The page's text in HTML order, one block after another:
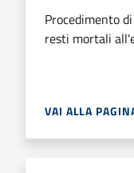
Procedimento
resti mortali
VAI ALLA